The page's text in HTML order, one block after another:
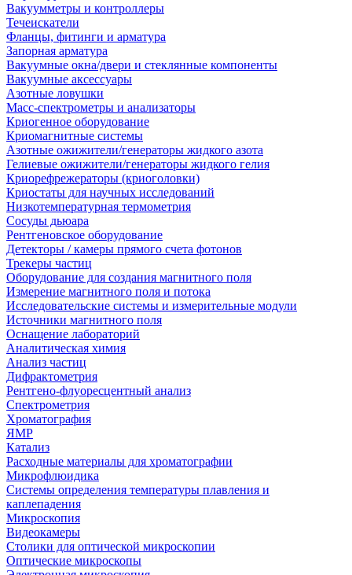
Вакуумметры и контроллеры
Течеискатели
Фланцы, фитинги и арматура
Запорная арматура
Вакуумные окна/двери и стеклянные компоненты
Вакуумные аксессуары
Азотные ловушки
Масс-спектрометры и анализаторы
Криогенное оборудование
Криомагнитные системы
Азотные ожижители/генераторы жидкого азота
Гелиевые ожижители/генераторы жидкого гелия
Криорефрежераторы (криоголовки)
Криостаты для научных исследований
Низкотемпературная термометрия
Сосуды дьюара
Рентгеновское оборудование
Детекторы / камеры прямого счета фотонов
Трекеры частиц
Оборудование для создания магнитного поля
Измерение магнитного поля и потока
Исследовательские системы и измерительные модули
Источники магнитного поля
Оснащение лабораторий
Аналитическая химия
Анализ частиц
Дифрактометрия
Рентгено-флуоресцентный анализ
Спектрометрия
Хроматография
ЯМР
Катализ
Расходные материалы для хроматографии
Микрофлюидика
Системы определения температуры плавления и
каплепадения
Микроскопия
Видеокамеры
Столики для оптической микроскопии
Оптические микроскопы